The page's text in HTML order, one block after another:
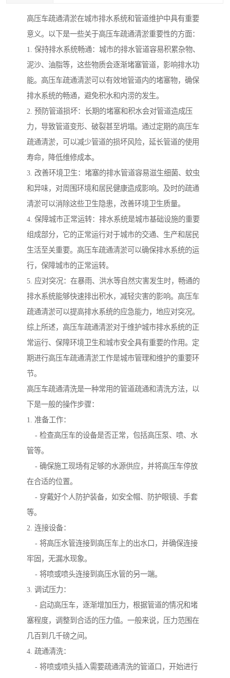
高压车疏通清淤在城市排水系统和管道维护中具有重要
意义。以下是一些关于高压车疏通清淤重要性的方面：
1. 保持排水系统畅通：城市的排水管道容易积累杂物、
泥沙、油脂等，这些物质会逐渐堵塞管道，影响排水功
能。高压车疏通清淤可以有效地管道内的堵塞物，确保
排水系统的畅通，避免积水和内涝的发生。
2. 预防管道损坏：长期的堵塞和积水会对管道造成压
力，导致管道变形、破裂甚至坍塌。通过定期的高压车
疏通清淤，可以减少管道的损坏风险，延长管道的使用
寿命，降低维修成本。
3. 改善环境卫生：堵塞的排水管道容易滋生细菌、蚊虫
和异味，对周围环境和居民健康造成影响。及时的疏通
清淤可以消除这些卫生隐患，改善环境卫生质量。
4. 保障城市正常运转：排水系统是城市基础设施的重要
组成部分，它的正常运行对于城市的交通、生产和居民
生活至关重要。高压车疏通清淤可以确保排水系统的运
行，保障城市的正常运转。
5. 应对突况：在暴雨、洪水等自然灾害发生时，畅通的
排水系统能够快速排出积水，减轻灾害的影响。高压车
疏通清淤可以提高排水系统的应急能力，地应对突况。
综上所述，高压车疏通清淤对于维护城市排水系统的正
常运行、保障环境卫生和城市安全具有重要的作用。定
期进行高压车疏通清淤工作是城市管理和维护的重要环
节。
高压车疏通清洗是一种常用的管道疏通和清洗方法，以
下是一般的操作步骤：
1. 准备工作：
- 检查高压车的设备是否正常，包括高压泵、喷、水
管等。
- 确保施工现场有足够的水源供应，并将高压车停放
在合适的位置。
- 穿戴好个人防护装备，如安全帽、防护眼镜、手套
等。
2. 连接设备：
- 将高压水管连接到高压车上的出水口，并确保连接
牢固，无漏水现象。
- 将喷或喷头连接到高压水管的另一端。
3. 调试压力：
- 启动高压车，逐渐增加压力，根据管道的情况和堵
塞程度，调整到合适的压力值。一般来说，压力范围在
几百到几千磅之间。
4. 疏通清洗：
- 将喷或喷头插入需要疏通清洗的管道口，开始进行